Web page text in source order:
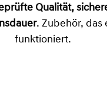
Qualität,
. Zubehör, das
funktioniert.